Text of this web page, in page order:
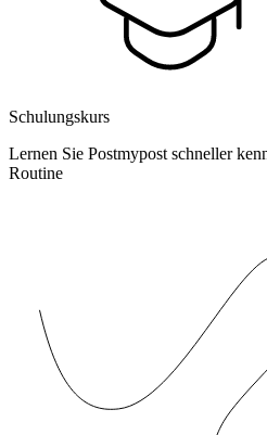
Schulungskurs
Lernen Sie Postmypost schneller
Routine